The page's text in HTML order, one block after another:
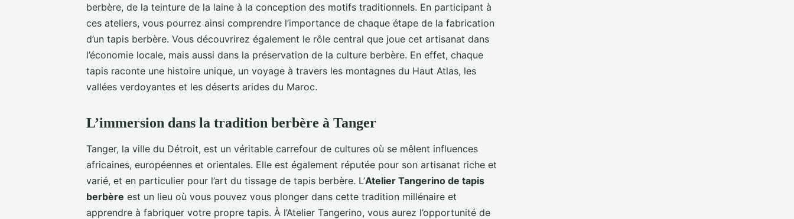
berbère, de la teinture de la laine à la conception des motifs traditionnels. En participant à
ces ateliers, vous pourrez ainsi comprendre l’importance de chaque étape de la fabrication
d’un tapis berbère. Vous découvrirez également le rôle central que joue cet artisanat dans
l’économie locale, mais aussi dans la préservation de la culture berbère. En effet, chaque
tapis raconte une histoire unique, un voyage à travers les montagnes du Haut Atlas, les
vallées verdoyantes et les déserts arides du Maroc.
L’immersion dans la tradition berbère à Tanger
Tanger, la ville du Détroit, est un véritable carrefour de cultures où se mêlent influences
africaines, européennes et orientales. Elle est également réputée pour son artisanat riche et
varié, et en particulier pour l’art du tissage de tapis berbère. L’Atelier Tangerino de tapis
berbère est un lieu où vous pouvez vous plonger dans cette tradition millénaire et
apprendre à fabriquer votre propre tapis. À l’Atelier Tangerino, vous aurez l’opportunité de